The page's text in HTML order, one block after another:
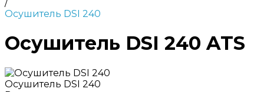
/
Осушитель DSI 240
Осушитель DSI 240 ATS
Осушитель DSI 240